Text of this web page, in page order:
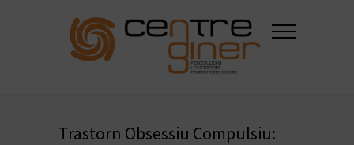
Trastorn Obsessiu Compulsiu: